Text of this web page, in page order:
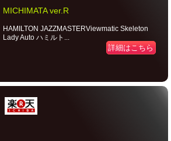
MICHIMATA ver.R
HAMILTON JAZZMASTERViewmatic Skeleton
Lady Auto ハミルト...
詳細はこちら